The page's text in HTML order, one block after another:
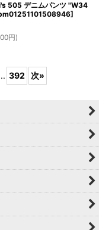
505 デニムパンツ "W34
]
円)
392 次»